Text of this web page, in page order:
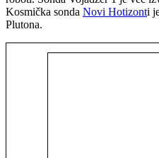
Kosmička sonda Novi Hotizonti
Plutona.